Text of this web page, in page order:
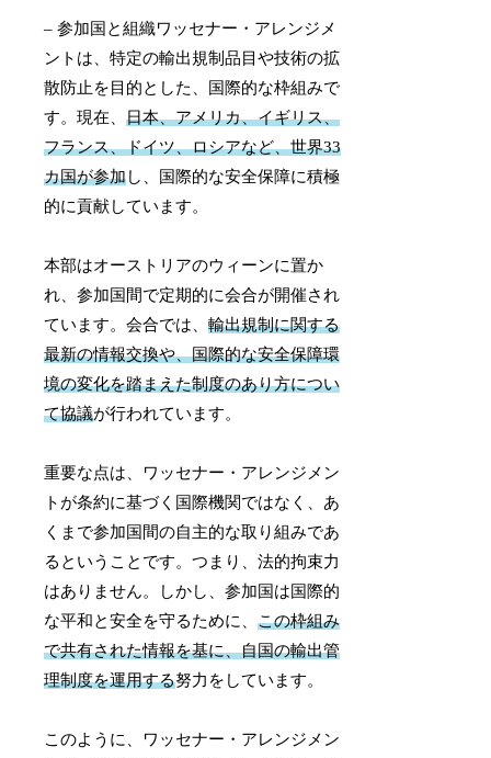
– 参加国と組織ワッセナー・アレンジメ
ントは、特定の輸出規制品目や技術の拡
散防止を目的とした、国際的な枠組みで
す。現在、日本、アメリカ、イギリス、
フランス、ドイツ、ロシアなど、世界33
カ国が参加し、国際的な安全保障に積極
的に貢献しています。
本部はオーストリアのウィーンに置か
れ、参加国間で定期的に会合が開催され
ています。会合では、輸出規制に関する
最新の情報交換や、国際的な安全保障環
境の変化を踏まえた制度のあり方につい
て協議が行われています。
重要な点は、ワッセナー・アレンジメン
トが条約に基づく国際機関ではなく、あ
くまで参加国間の自主的な取り組みであ
るということです。つまり、法的拘束力
はありません。しかし、参加国は国際的
な平和と安全を守るために、この枠組み
で共有された情報を基に、自国の輸出管
理制度を運用する努力をしています。
このように、ワッセナー・アレンジメン